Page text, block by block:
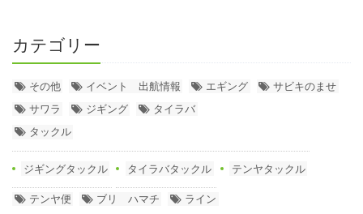
カテゴリー
その他 イベント 出航情報 エギング
サビキのませ
サワラ
ジギング
タイラバ
タックル
ジギングタックル タイラバタックル テンヤタックル
テンヤ便 ブリ ハマチ
ライン